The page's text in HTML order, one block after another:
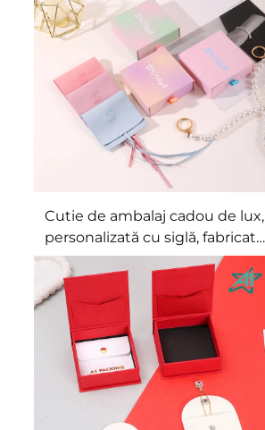
coliere, inele și cercuri
auriculare, pungi de cadou
portabile
Cutie de ambalaj cadou de lux,
personalizată cu siglă, fabricată
în fabrica A1, pentru
medalioane, inele și coliere, din
hârtie; cutie de stocare pentru
bijuterii și seturi de bijuterii